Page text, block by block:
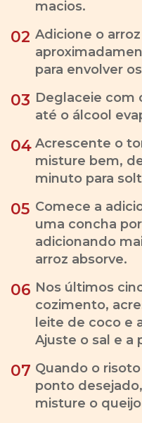
macios.
02 Adicione o
para envolver
03 Deglaceie com
até o álcool
04 Acrescente o
misture bem,
minuto para
05 Comece a
uma concha
adicionando
arroz absorve.
06 Nos últimos
cozimento,
leite de coco e
Ajuste o sal e a
07 Quando o
ponto
misture o